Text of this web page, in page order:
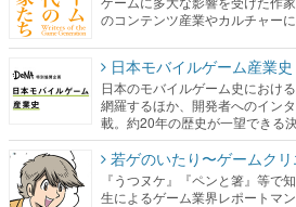
のコンテンツ産業やカルチャー
日本モバイルゲーム産業史
日本のモバイルゲーム史におけ
網羅するほか、開発者へのイン
載。約20年の歴史が一望できる
若ゲのいたり〜ゲームク
『うつヌケ』『ペンと箸』等で
生によるゲーム業界レポートマン